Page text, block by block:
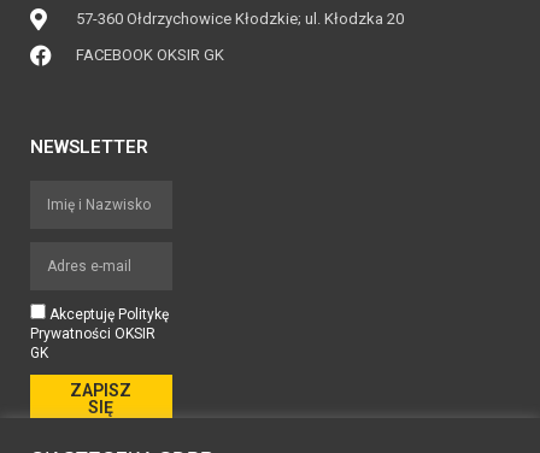
57-360 Ołdrzychowice Kłodzkie; ul. Kłodzka 20
FACEBOOK OKSIR GK
NEWSLETTER
Akceptuję Politykę
Prywatności OKSIR
GK
ZAPISZ
SIĘ